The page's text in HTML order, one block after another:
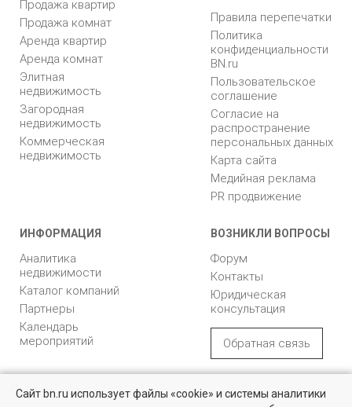
Продажа квартир
Продажа комнат
Аренда квартир
Аренда комнат
Элитная
недвижимость
Загородная
недвижимость
Коммерческая
недвижимость
Правила перепечатки
Политика
конфиденциальности
BN.ru
Пользовательское
соглашение
Согласие на
распространение
персональных данных
Карта сайта
Медийная реклама
PR продвижение
ИНФОРМАЦИЯ
Аналитика
недвижимости
Каталог компаний
Партнеры
Календарь
мероприятий
ВОЗНИКЛИ ВОПРОСЫ
Форум
Контакты
Юридическая
консультация
Обратная связь
с ограниченной
«БН»
Сайт bn.ru использует файлы «cookie» и системы аналитики